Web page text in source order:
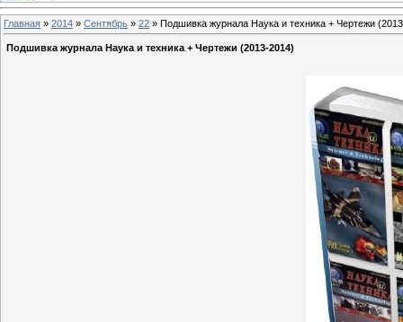
Главная » 2014 » Сентябрь » 22 » Подшивка журнала Наука и техника + Чертежи
Подшивка журнала Наука и техника + Чертежи (2013-2014)